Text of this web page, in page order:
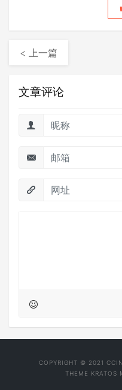
< 上一篇
文章评论
COPYRIGHT © 2021
THEME KRATOS